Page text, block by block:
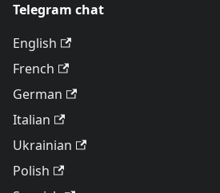
Telegram chat
English
French
German
Italian
Ukrainian
Polish